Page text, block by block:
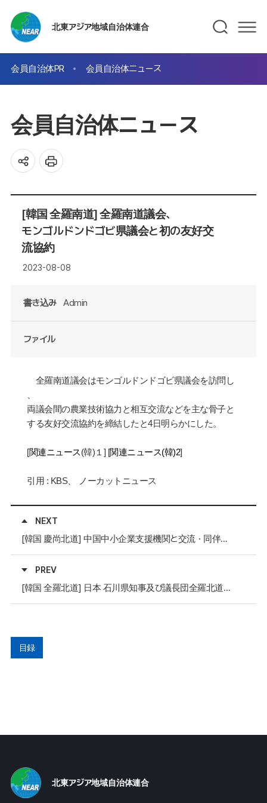
北東アジア地域自治体連合
会員自治体PR 会員自治体ニュース
会員自治体ニュース
[韓国 全羅南道] 全羅南道議会、
モンゴルドンドゴビ県議会と初の友好交
流協約
2023-08-08
書き込み Admin
ファイル
全羅南道議会はモンゴルドンドゴビ県議会を訪問し
両議会間の農業技術協力と相互交流などを主な骨子と
する友好交流協約を締結したと4日明らかにした。
[関連ニュース(韓) １ ] [関連ニュース(韓)2]
引用 : KBS、 ノ ーカットニュ ース
NEXT
[韓国 慶尚北道] 中国中小企業支援機関と交流・同伴成長協力懇談会
PREV
[韓国 全羅北道] 日本 石川県知事及び議長団全羅北道訪問
目録
北東アジア地域自治体連合